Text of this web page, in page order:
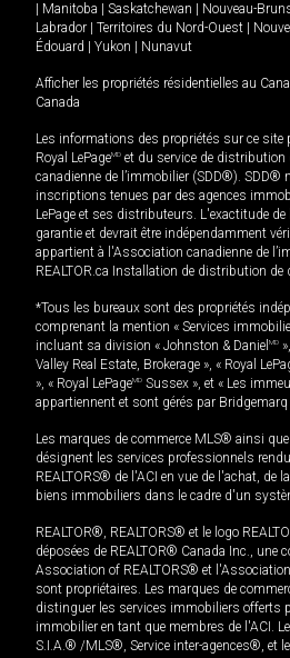
Manitoba Saskatchewan Nouveau-
Labrador
Territoires du Nord-Ouest
Édouard
Yukon Nunavut
Afficher les propriétés résidentielles au
Canada
Les informations des propriétés sur ce
Royal LePageMD et du service de distribution
canadienne de l’immobilier (SDD®). SDD®
inscriptions tenues par des agences
LePage et ses distributeurs. L'exactitude
garantie et devrait être indépendamment
appartient à l'Association canadienne de
REALTOR.ca Installation de distribution de
*Tous les bureaux sont des propriétés
comprenant la mention « Services
incluant sa division « Johnston & Daniel MD
Valley Real Estate, Brokerage », « Royal
», « Royal LePageMD Sussex », et « Les
appartiennent et sont gérés par Bridgemarq
Les marques de commerce MLS® ainsi
désignent les services professionnels
REALTORS® de l'ACI en vue de l'achat, de
biens immobiliers dans le cadre d'un
REALTOR®, REALTORS® et le logo
déposées de REALTOR® Canada Inc., une
Association of REALTORS® et
sont propriétaires. Les marques de
distinguer les services immobiliers offerts
immobilier en tant que membres de l'ACI.
S.I.A.® /MLS®, Service inter-agences®, et